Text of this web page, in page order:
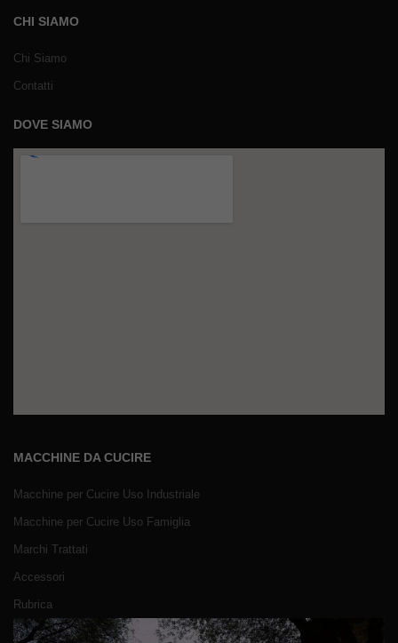
CHI SIAMO
Chi Siamo
Contatti
DOVE SIAMO
MACCHINE DA CUCIRE
Macchine per Cucire Uso Industriale
Macchine per Cucire Uso Famiglia
Marchi Trattati
Accessori
Rubrica